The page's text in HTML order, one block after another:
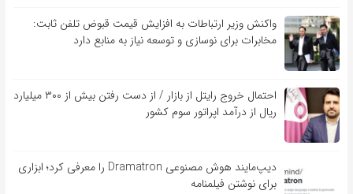
واکنش وزیر ارتباطات به افزایش قیمت قبوض تلفن ثابت:
مخابرات برای نوسازی و توسعه نیاز به منابع دارد
احتمال خروج رایتل از بازار / از دست رفتن بیش از ۳۰۰ میلیارد
ریال از درآمد اپراتور سوم کشور
دیپ‌مایند هوش مصنوعی Dramatron را معرفی کرد؛ ابزاری
برای نوشتن فیلمنامه